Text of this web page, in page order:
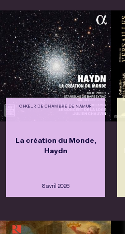
CHŒUR DE CHAMBRE DE NAMUR
La création du Monde,
Haydn
8 avril 2026